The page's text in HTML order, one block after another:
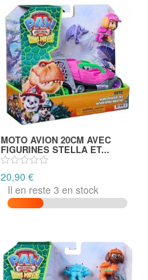
MOTO AVION 20CM AVEC
FIGURINES STELLA ET...
20,90 €
Il en reste 3 en stock